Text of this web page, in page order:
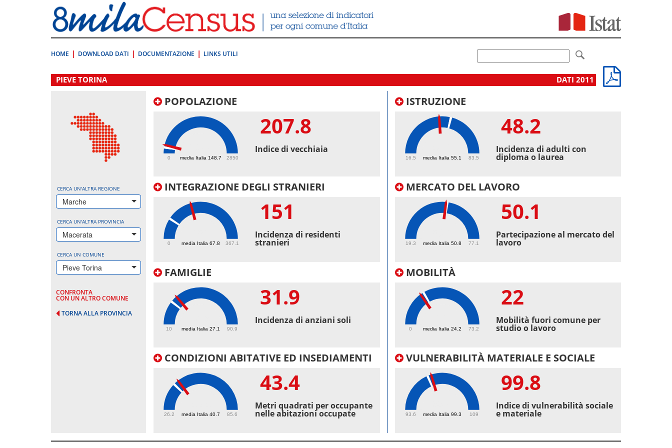
direttamente
a:
Contenuto
HOME DOWNLOAD DATI DOCUMENTAZIONE LINKS UTILI
.
PIEVE TORINA DATI 2011
CERCA UN'ALTRA REGIONE
Marche
CERCA UN'ALTRA PROVINCIA
Macerata
CERCA UN COMUNE
Pieve Torina
CONFRONTA
CON UN ALTRO COMUNE
TORNA ALLA PROVINCIA
POPOLAZIONE
media Italia 148.7
0 2850
207.8
Indice di vecchiaia
INTEGRAZIONE DEGLI STRANIERI
media Italia 67.8
0 367.1
151
Incidenza di residenti
stranieri
FAMIGLIE
media Italia 27.1
10 90.9
31.9
Incidenza di anziani soli
CONDIZIONI ABITATIVE ED INSEDIAMENTI
media Italia 40.7
26.2 85.6
43.4
Metri quadrati per occupante
nelle abitazioni occupate
ISTRUZIONE
media Italia 55.1
16.5 83.5
48.2
Incidenza di adulti con
diploma o laurea
MERCATO DEL LAVORO
media Italia 50.8
19.3 77.1
50.1
Partecipazione al mercato del
lavoro
MOBILITÀ
media Italia 24.2
0 73.2
22
Mobilità fuori comune per
studio o lavoro
VULNERABILITÀ MATERIALE E SOCIALE
media Italia 99.3
93.6 109
99.8
Indice di vulnerabilità sociale
e materiale